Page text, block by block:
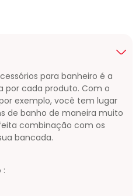
para banheiro é a
por cada produto. Com o
exemplo, você tem lugar
de banho de maneira muito
combinação com os
bancada.
: